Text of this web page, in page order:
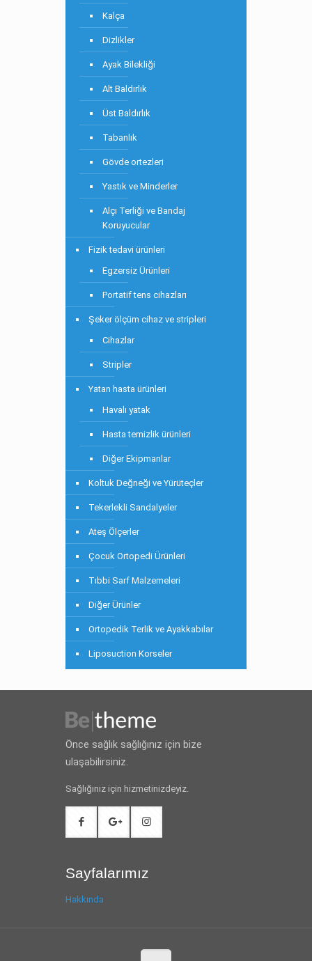
Kalça
Dizlikler
Ayak Bilekliği
Alt Baldırlık
Üst Baldırlık
Tabanlık
Gövde ortezleri
Yastık ve Minderler
Alçı Terliği ve Bandaj
Koruyucular
Fizik tedavi ürünleri
Egzersiz Ürünleri
Portatif tens cihazları
Şeker ölçüm cihaz ve stripleri
Cihazlar
Stripler
Yatan hasta ürünleri
Havalı yatak
Hasta temizlik ürünleri
Diğer Ekipmanlar
Koltuk Değneği ve Yürüteçler
Tekerlekli Sandalyeler
Ateş Ölçerler
Çocuk Ortopedi Ürünleri
Tıbbi Sarf Malzemeleri
Diğer Ürünler
Ortopedik Terlik ve Ayakkabılar
Liposuction Korseler
Önce sağlık sağlığınız için bize
ulaşabilirsiniz.
Sağlığınız için hizmetinizdeyiz.
Sayfalarımız
Hakkında